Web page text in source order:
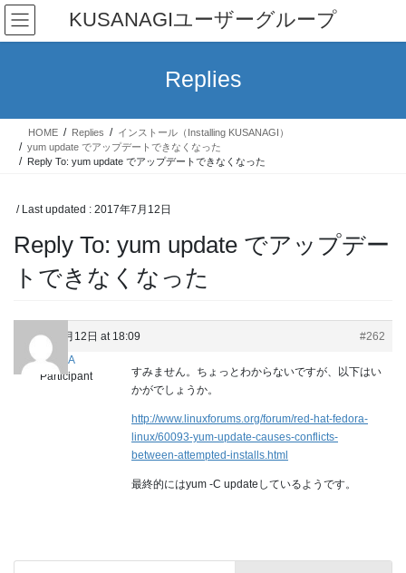
Skip
the
Skip
the
KUSANAGIユーザーグループ
Replies
HOME Replies
インストール（Installing KUSANAGI）
yum update でアップデートできなくなった
Reply To: yum update でアップデートできなくなった
/ Last updated : 2017年7月12日
Reply To: yum update でアップデー
トできなくなった
2017年7月12日 at 18:09
#262
ManA
Participant
すみません。ちょっとわからないですが、以下はい
かがでしょうか。
http://www.linuxforums.org/forum/red-hat-fedora-
linux/60093-yum-update-causes-conflicts-
between-attempted-installs.html
最終的にはyum -C updateしているようです。